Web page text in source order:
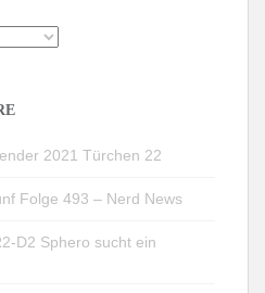
2021 Türchen 22
Folge 493 – Nerd News
D2 Sphero sucht ein